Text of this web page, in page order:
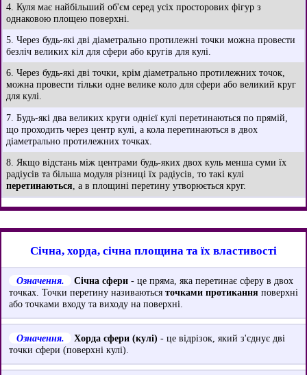
4. Куля має найбільший об'єм серед усіх просторових фігур з
однаковою площею поверхні.
5. Через будь-які дві діаметрально протилежні точки можна провести
безліч великих кіл для сфери або кругів для кулі.
6. Через будь-які дві точки, крім діаметрально протилежних точок,
можна провести тільки одне велике коло для сфери або великий круг
для кулі.
7. Будь-які два великих круги однієї кулі перетинаються по прямій,
що проходить через центр кулі, а кола перетинаються в двох
діаметрально протилежних точках.
8. Якщо відстань між центрами будь-яких двох куль менша суми їх
радіусів та більша модуля різниці їх радіусів, то такі кулі
перетинаються, а в площині перетину утворюється круг.
Січна, хорда, січна площина та їх властивості
Означення. Січна сфери - це пряма, яка перетинає сферу в двох
точках. Точки перетину називаються точками протиканняповерхні
або точками входу та виходу на поверхні.
Означення. Хорда сфери (кулі) - це відрізок, який з'єднує дві
точки сфери (поверхні кулі).